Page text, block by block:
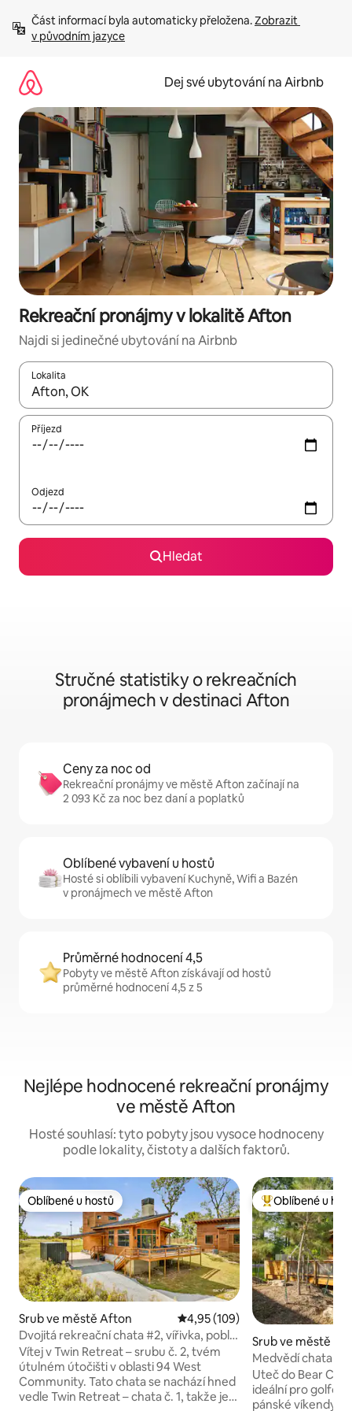
obsah
Část informací byla automaticky přeložena. Zobrazit
v původním jazyce
Dej své ubytování na Airbnb
Rekreační pronájmy v lokalitě Afton
Najdi si jedinečné ubytování na Airbnb
Lokalita
Až budou výsledky k dispozici, můžeš si je procházet pomocí
Příjezd
Odjezd
Hledat
Stručné statistiky o rekreačních
pronájmech v destinaci Afton
Ceny za noc od
Rekreační pronájmy ve městě Afton začínají na
2 093 Kč za noc bez daní a poplatků
Oblíbené vybavení u hostů
Hosté si oblíbili vybavení Kuchyně, Wifi a Bazén
v pronájmech ve městě Afton
Průměrné hodnocení 4,5
Pobyty ve městě Afton získávají od hostů
průměrné hodnocení 4,5 z 5
Nejlépe hodnocené rekreační pronájmy
ve městě Afton
Hosté souhlasí: tyto pobyty jsou vysoce hodnoceny
podle lokality, čistoty a dalších faktorů.
Oblíbené u hostů
Oblíbené u hostů
Srub ve městě Afton Průměrné hodnocení 4,95 z 5,
4,95 (109)
Dvojitá rekreační chata #2, vířivka, poblíž
golfových hřišť
Vítej v Twin Retreat – srubu č. 2, tvém
útulném útočišti v oblasti 94 West
Community. Tato chata se nachází hned
vedle Twin Retreat – chata č. 1, takže je
Nejlepší v
Oblíbené u
Srub ve městě
Medvědí chata s
Uteč do Bear
ideální pro
pánské víkendy